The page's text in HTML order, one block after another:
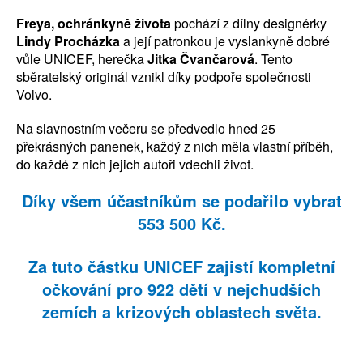
Freya, ochránkyně životapochází z dílny designérky
Lindy Procházkaa její patronkou je vyslankyně dobré
vůle UNICEF, herečkaJitka Čvančarová. Tento
sběratelský originál vznikl díky podpoře společnosti
Volvo.
Na slavnostním večeru se předvedlo hned 25
překrásných panenek, každý z nich měla vlastní příběh,
do každé z nich jejich autoři vdechli život.
Díky všem účastníkům se podařilo vybrat
553 500 Kč.
Za tuto částku UNICEF zajistí kompletní
očkování pro 922 dětí v nejchudších
zemích a krizových oblastech světa.